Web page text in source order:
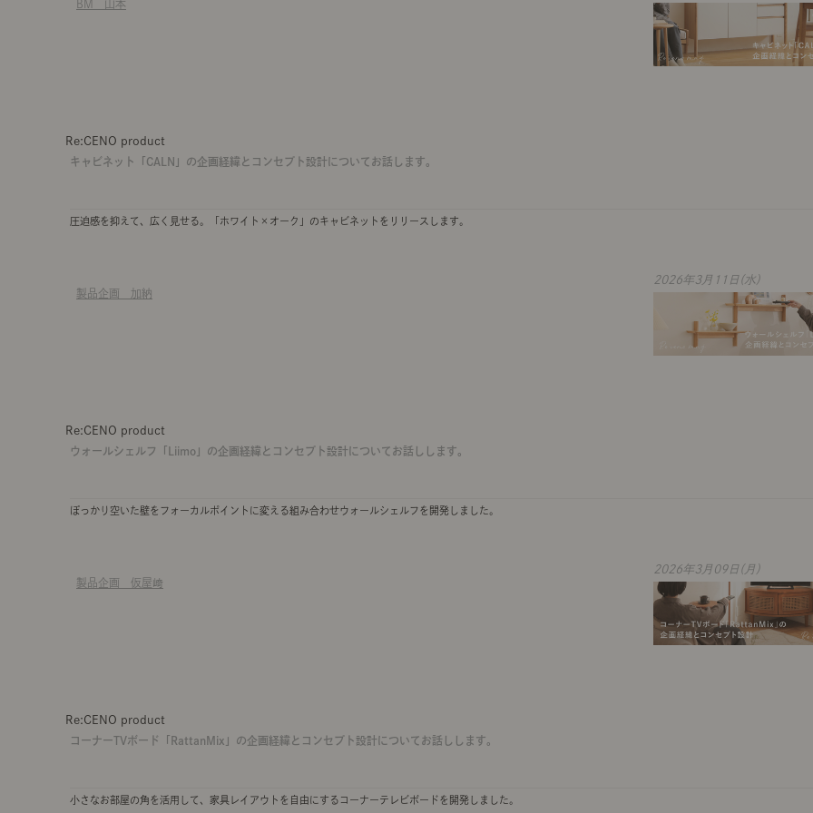
BM 山本
Re:CENO product
キャビネット「CALN」の企画経緯とコンセプト設計についてお話します。
圧迫感を抑えて、広く見せる。「ホワイト×オーク」のキャビネットをリリースします。
製品企画 加納
2026年3月11日(水)
Re:CENO product
ウォールシェルフ「Liimo」の企画経緯とコンセプト設計についてお話しします。
ぽっかり空いた壁をフォーカルポイントに変える組み合わせウォールシェルフを開発しました。
製品企画 仮屋﨑
2026年3月09日(月)
Re:CENO product
コーナーTVボード「RattanMix」の企画経緯とコンセプト設計についてお話しします。
小さなお部屋の角を活用して、家具レイアウトを自由にするコーナーテレビボードを開発しました。